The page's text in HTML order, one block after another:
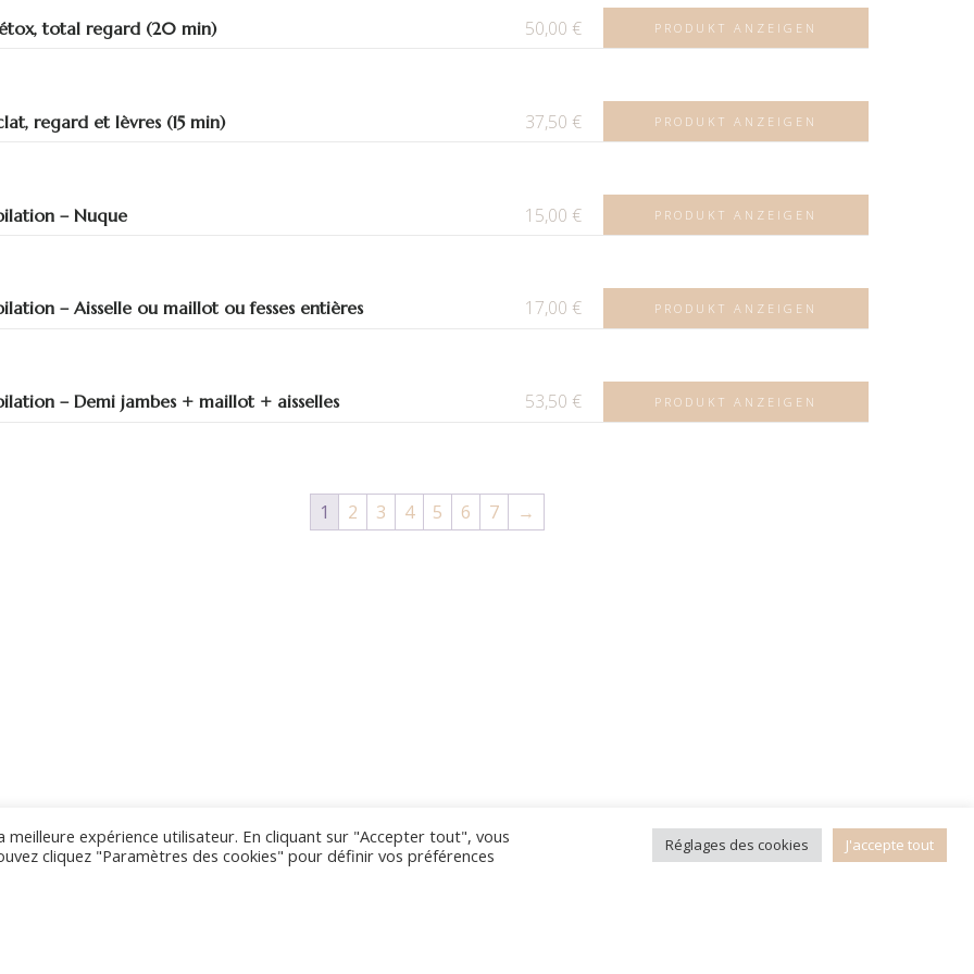
total regard (20 min) 50,00 € PRODUKT ANZEIGEN
regard et lèvres (15 min) 37,50 € PRODUKT ANZEIGEN
– Nuque 15,00 € PRODUKT ANZEIGEN
– Aisselle ou maillot ou fesses entières 17,00 € PRODUKT ANZEIGEN
– Demi jambes + maillot + aisselles 53,50 € PRODUKT ANZEIGEN
1 2 3 4 5 6 7 →
expérience utilisateur. En cliquant sur "Accepter tout", vous
cliquez "Paramètres des cookies" pour définir vos préférences
Réglages des cookies J'accepte tout